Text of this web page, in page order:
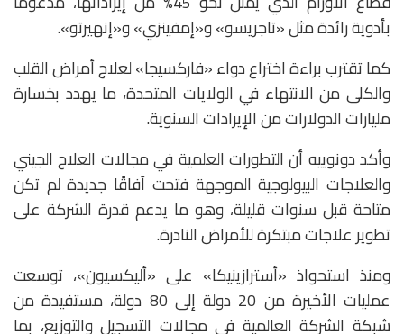
بأدوية رائدة مثل «تاجريسو» و«إمفينزي» و«إنهيرتو».
كما تقترب براءة اختراع دواء «فاركسيجا» لعلاج أمراض القلب
والكلى من الانتهاء في الولايات المتحدة، ما يهدد بخسارة
مليارات الدولارات من الإيرادات السنوية.
وأكد دونوييه أن التطورات العلمية في مجالات العلاج الجيني
والعلاجات البيولوجية الموجهة فتحت آفاقًا جديدة لم تكن
متاحة قبل سنوات قليلة، وهو ما يدعم قدرة الشركة على
تطوير علاجات مبتكرة للأمراض النادرة.
ومنذ استحواذ «أسترازينيكا» على «أليكسيون»، توسعت
عمليات الأخيرة من 20 دولة إلى 80 دولة، مستفيدة من
شبكة الشركة العالمية في مجالات التسجيل والتوزيع، بما